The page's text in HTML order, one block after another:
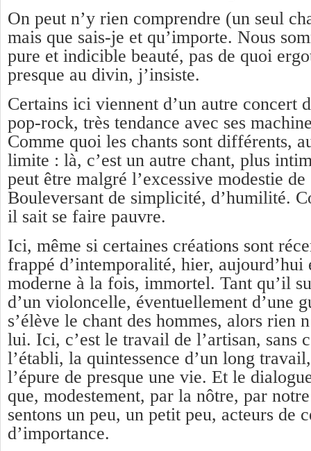
On peut n’y rien comprendre (un seul
mais que sais-je et qu’importe. Nous
pure et indicible beauté, pas de quoi
presque au divin, j’insiste.
Certains ici viennent d’un autre concert
pop-rock, très tendance avec ses
Comme quoi les chants sont différents,
limite : là, c’est un autre chant, plus
peut être malgré l’excessive modestie de
Bouleversant de simplicité, d’humilité.
il sait se faire pauvre.
Ici, même si certaines créations sont
frappé d’intemporalité, hier,
moderne à la fois, immortel. Tant qu’il
d’un violoncelle, éventuellement d’une
s’élève le chant des hommes, alors rien
lui. Ici, c’est le travail de l’artisan, sans
l’établi, la quintessence d’un long
l’épure de presque une vie. Et le
que, modestement, par la nôtre, par
sentons un peu, un petit peu, acteurs de
d’importance.